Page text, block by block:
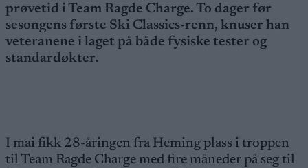
prøvetid i Team Ragde Charge. To dager før
sesongens første Ski Classics-renn, knuser han
veteranene i laget på både fysiske tester og
standardøkter.
I mai fikk 28-åringen fra Heming plass i troppen
til Team Ragde Charge med fire måneder på seg til